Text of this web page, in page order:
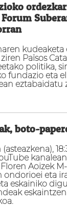
kudeaketa
Països
politika,
fundazio eta
eztabaidatu
boto-
Aoizek
ondorioei eta
eskainiko